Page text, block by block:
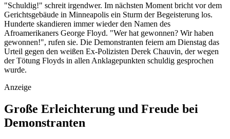
"Schuldig!" schreit irgendwer. Im nächsten Moment bricht vor dem
Gerichtsgebäude in Minneapolis ein Sturm der Begeisterung los.
Hunderte skandieren immer wieder den Namen des
Afroamerikaners George Floyd. "Wer hat gewonnen? Wir haben
gewonnen!", rufen sie. Die Demonstranten feiern am Dienstag das
Urteil gegen den weißen Ex-Polizisten Derek Chauvin, der wegen
der Tötung Floyds in allen Anklagepunkten schuldig gesprochen
wurde.
Anzeige
Große Erleichterung und Freude bei
Demonstranten